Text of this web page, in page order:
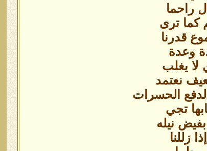
راحما
كما ترى
قدرنا
وعدة
لا يغلب
نعتمد
الحسرات
تجي
نيله
زللنا